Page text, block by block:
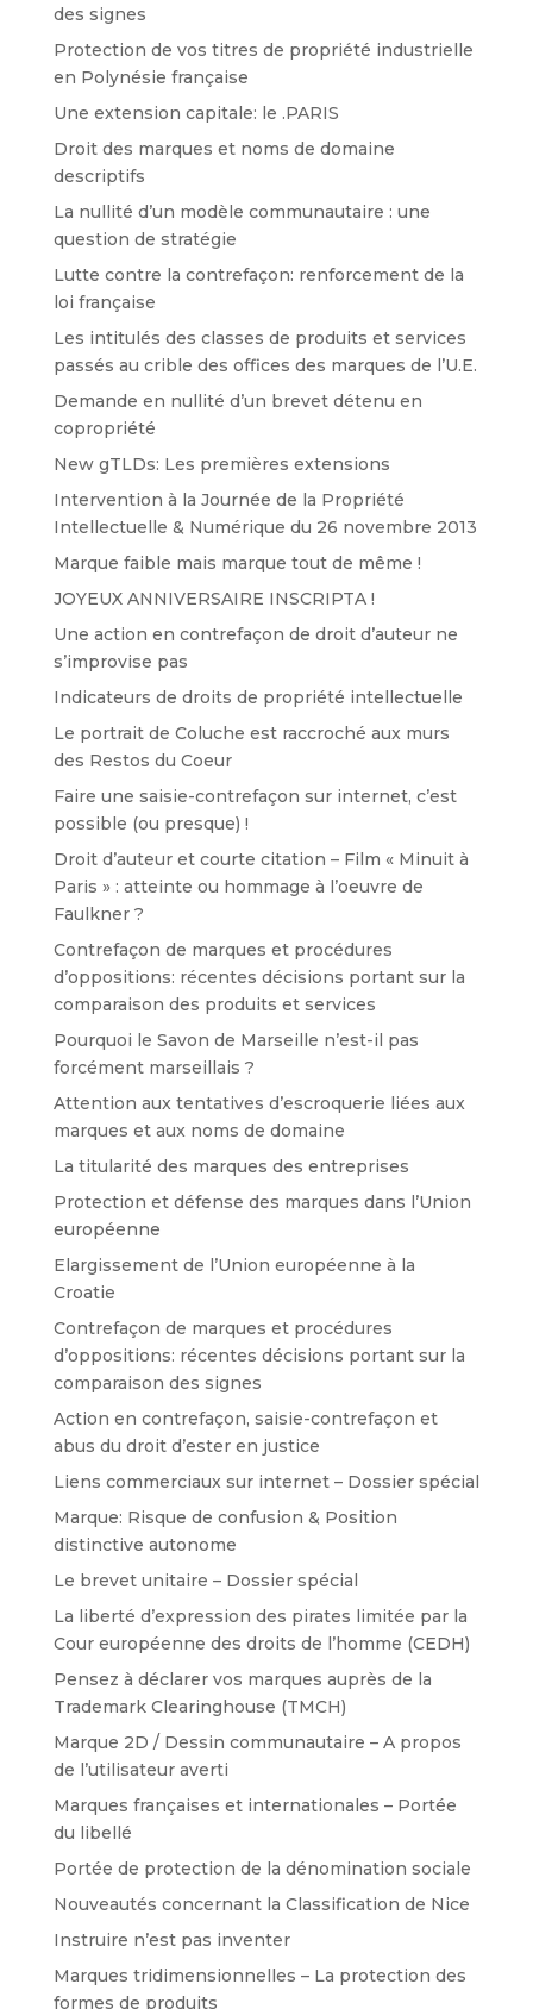
des signes
Protection de vos titres de propriété industrielle
en Polynésie française
Une extension capitale: le .PARIS
Droit des marques et noms de domaine
descriptifs
La nullité d’un modèle communautaire : une
question de stratégie
Lutte contre la contrefaçon: renforcement de la
loi française
Les intitulés des classes de produits et services
passés au crible des offices des marques de l’U.E.
Demande en nullité d’un brevet détenu en
copropriété
New gTLDs: Les premières extensions
Intervention à la Journée de la Propriété
Intellectuelle & Numérique du 26 novembre 2013
Marque faible mais marque tout de même !
JOYEUX ANNIVERSAIRE INSCRIPTA !
Une action en contrefaçon de droit d’auteur ne
s’improvise pas
Indicateurs de droits de propriété intellectuelle
Le portrait de Coluche est raccroché aux murs
des Restos du Coeur
Faire une saisie-contrefaçon sur internet, c’est
possible (ou presque) !
Droit d’auteur et courte citation – Film « Minuit à
Paris » : atteinte ou hommage à l’oeuvre de
Faulkner ?
Contrefaçon de marques et procédures
d’oppositions: récentes décisions portant sur la
comparaison des produits et services
Pourquoi le Savon de Marseille n’est-il pas
forcément marseillais ?
Attention aux tentatives d’escroquerie liées aux
marques et aux noms de domaine
La titularité des marques des entreprises
Protection et défense des marques dans l’Union
européenne
Elargissement de l’Union européenne à la
Croatie
Contrefaçon de marques et procédures
d’oppositions: récentes décisions portant sur la
comparaison des signes
Action en contrefaçon, saisie-contrefaçon et
abus du droit d’ester en justice
Liens commerciaux sur internet – Dossier spécial
Marque: Risque de confusion & Position
distinctive autonome
Le brevet unitaire – Dossier spécial
La liberté d’expression des pirates limitée par la
Cour européenne des droits de l’homme (CEDH)
Pensez à déclarer vos marques auprès de la
Trademark Clearinghouse (TMCH)
Marque 2D / Dessin communautaire – A propos
de l’utilisateur averti
Marques françaises et internationales – Portée
du libellé
Portée de protection de la dénomination sociale
Nouveautés concernant la Classification de Nice
Instruire n’est pas inventer
Marques tridimensionnelles – La protection des
formes de produits